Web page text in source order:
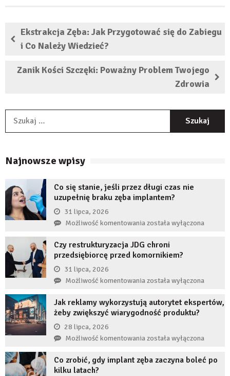
Ekstrakcja Zęba: Jak Przygotować się do Zabiegu
i Co Należy Wiedzieć?
Zanik Kości Szczęki: Poważny Problem Twojego
Zdrowia
Najnowsze wpisy
Co się stanie, jeśli przez długi czas nie
uzupełnię braku zęba implantem?
31 lipca, 2026
Możliwość komentowaniaCo
stanie,
jeśli
długi
uzupełnię
implantem?
została wyłączona
Czy restrukturyzacja JDG chroni
przedsiębiorcę przed komornikiem?
31 lipca, 2026
Możliwość komentowaniaCzy
JDG
chroni
przed
komornikiem?
została wyłączona
Jak reklamy wykorzystują autorytet ekspertów,
żeby zwiększyć wiarygodność produktu?
28 lipca, 2026
Możliwość komentowaniaJak
wykorzystują
została wyłączona
Co zrobić, gdy implant zęba zaczyna boleć po
kilku latach?